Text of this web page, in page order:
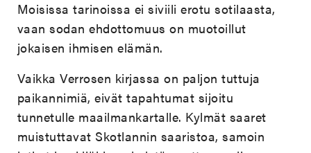
Moisissa tarinoissa ei siviili erotu sotilaasta,
vaan sodan ehdottomuus on muotoillut
jokaisen ihmisen elämän.
Vaikka Verrosen kirjassa on paljon tuttuja
paikannimiä, eivät tapahtumat sijoitu
tunnetulle maailmankartalle. Kylmät saaret
muistuttavat Skotlannin saaristoa, samoin